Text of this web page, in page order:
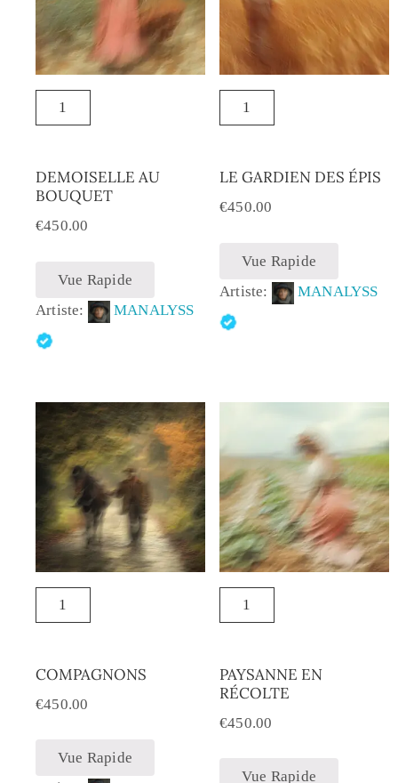
DEMOISELLE AU
BOUQUET
€450.00
Vue Rapide
Artiste:
MANALYSS
LE GARDIEN DES ÉPIS
€450.00
Vue Rapide
Artiste:
MANALYSS
COMPAGNONS
€450.00
Vue Rapide
PAYSANNE EN
RÉCOLTE
€450.00
Vue Rapide